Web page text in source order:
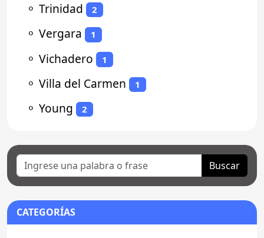
⚬ Trinidad 2
⚬ Vergara 1
⚬ Vichadero 1
⚬ Villa del Carmen 1
⚬ Young 2
Buscar
CATEGORÍAS